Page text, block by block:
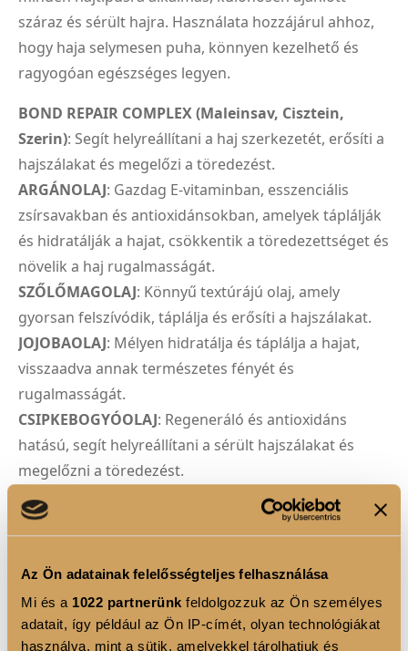
Az Ön adatainak felelősségteljes felhasználása
Mi és a 1022 partnerünk feldolgozzuk az Ön személyes
adatait, így például az Ön IP-címét, olyan technológiákat
használva, mint a sütik, amelyekkel tárolhatjuk és
száraz és sérült hajra. Használata hozzájárul ahhoz,
hogy haja selymesen puha, könnyen kezelhető és
ragyogóan egészséges legyen.
BOND REPAIR COMPLEX (Maleinsav, Cisztein,
Szerin): Segít helyreállítani a haj szerkezetét, erősíti a
hajszálakat és megelőzi a töredezést.
ARGÁNOLAJ: Gazdag E-vitaminban, esszenciális
zsírsavakban és antioxidánsokban, amelyek táplálják
és hidratálják a hajat, csökkentik a töredezettséget és
növelik a haj rugalmasságát.
SZŐLŐMAGOLAJ: Könnyű textúrájú olaj, amely
gyorsan felszívódik, táplálja és erősíti a hajszálakat.
JOJOBAOLAJ: Mélyen hidratálja és táplálja a hajat,
visszaadva annak természetes fényét és
rugalmasságát.
CSIPKEBOGYÓOLAJ: Regeneráló és antioxidáns
hatású, segít helyreállítani a sérült hajszálakat és
megelőzni a töredezést.
VITAMIN KOMPLEX (A-retinol, B5-pantenol, B8-
inozitol, E-tokoferil-acetát, H-biotin) : Táplálja a
növekedést.
VADGESZTENYE KIVONAT: Serkenti a fejbőr
vérkeringését, elősegítve a haj növekedését és